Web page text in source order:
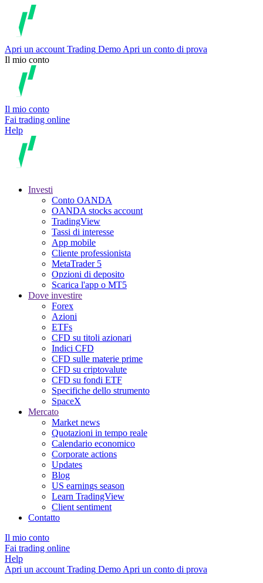
Apri un account Trading Demo Apri un conto di prova
Il mio conto
Il mio conto
Fai trading online
Help
Investi
Conto OANDA
OANDA stocks account
TradingView
Tassi di interesse
App mobile
Cliente professionista
MetaTrader 5
Opzioni di deposito
Scarica l'app o MT5
Dove investire
Forex
Azioni
ETFs
CFD su titoli azionari
Indici CFD
CFD sulle materie prime
CFD su criptovalute
CFD su fondi ETF
Specifiche dello strumento
SpaceX
Mercato
Market news
Quotazioni in tempo reale
Calendario economico
Corporate actions
Updates
Blog
US earnings season
Learn TradingView
Client sentiment
Contatto
Il mio conto
Fai trading online
Help
Apri un account Trading Demo Apri un conto di prova